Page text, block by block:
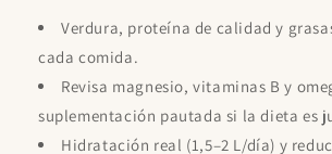
Verdura, proteína de calidad y
cada comida.
Revisa magnesio, vitaminas B y
suplementación pautada si la dieta es
Hidratación real (1,5–2 L/día) y